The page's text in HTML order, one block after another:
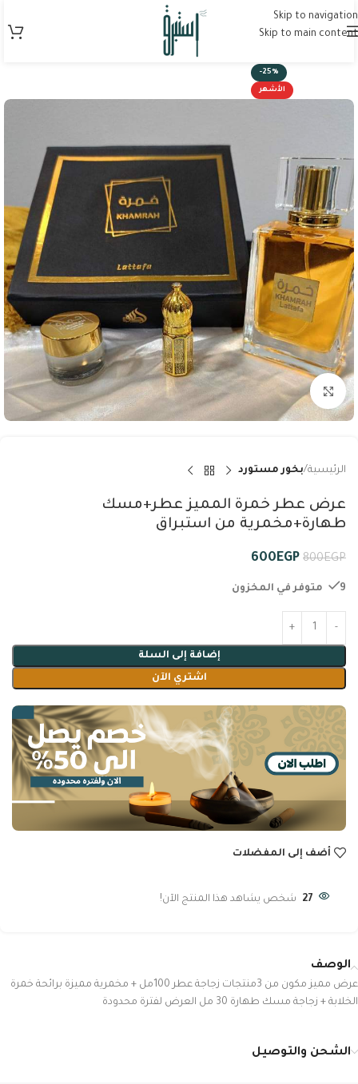
Skip to navigation
Skip to main content
-25%
الأشهر
Click to enlarge
الرئيسية بخور مستورد
عرض عطر خمرة المميز عطر+مسك
طهارة+مخمرية من استبراق
800EGP
600EGP
9 متوفر في المخزون
إضافة إلى السلة
اشتري الآن
أضف إلى المفضلات
27 شخص يشاهد هذا المنتج الآن!
الوصف
عرض مميز مكون من 3منتجات زجاجة عطر 100مل + مخمرية مميزة برائحة خمرة
الخلابة + زجاجة مسك طهارة 30 مل العرض لفترة محدودة
الشحن والتوصيل